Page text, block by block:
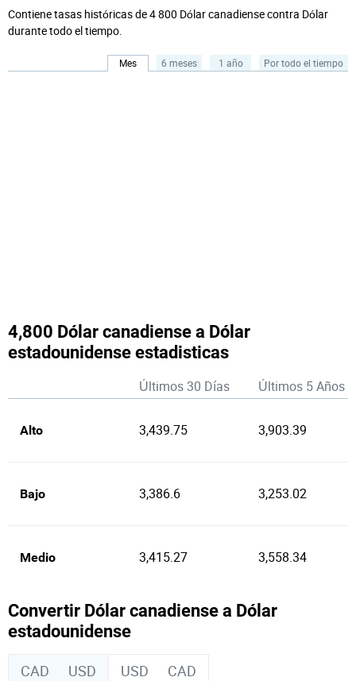
Contiene tasas históricas de 4 800 Dólar canadiense contra Dólar
durante todo el tiempo.
Mes 6 meses 1 año Por todo el tiempo
4,800 Dólar canadiense a Dólar
estadounidense estadisticas
Últimos 30 Días Últimos 5 Años
Alto 3,439.75 3,903.39
Bajo 3,386.6 3,253.02
Medio 3,415.27 3,558.34
Convertir Dólar canadiense a Dólar
estadounidense
CAD USD USD CAD